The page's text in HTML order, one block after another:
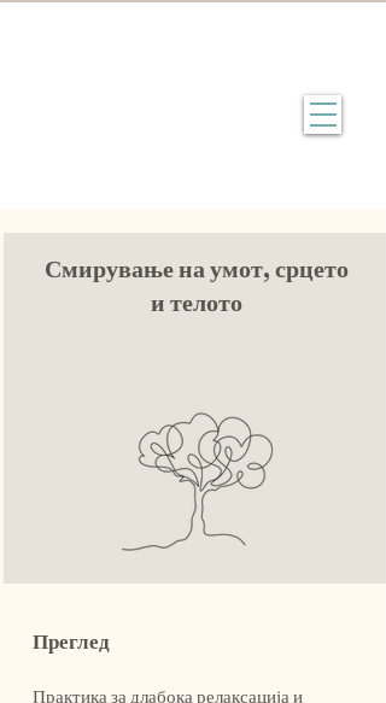
Смирување на умот, срцето
и телото
Преглед
Практика за длабока релаксација и